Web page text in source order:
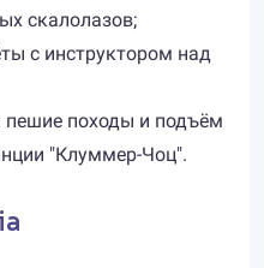
скалолазов;
с инструктором над
пешие походы и подъём
"Клуммер-Чоц".